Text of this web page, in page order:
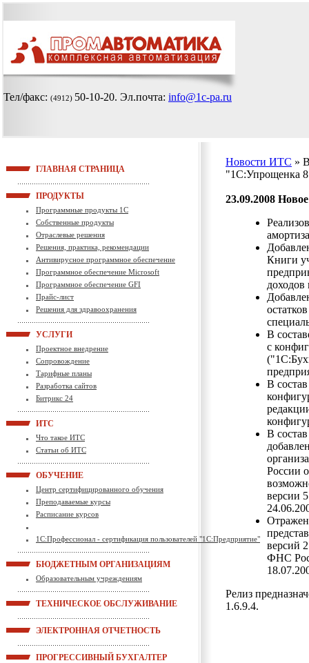
Тел/факс: (4912) 50-10-20. Эл.почта: info@1c-pa.ru
ГЛАВНАЯ СТРАНИЦА
ПРОДУКТЫ
Программные продукты 1С
Собственные продукты
Отраслевые решения
Решения, практика, рекомендации
Антивирусное программное обеспечение
Программное обеспечение Microsoft
Программное обеспечение GFI
Прайс-лист
Решения для здравоохранения
УСЛУГИ
Проектное внедрение
Сопровождение
Тарифные планы
Разработка сайтов
Битрикс 24
ИТС
Что такое ИТС
Статьи об ИТС
ОБУЧЕНИЕ
Центр сертифицированного обучения
Преподаваемые курсы
Расписание курсов
1С:Профессионал - сертификация пользователей "1С:Предприятие"
БЮДЖЕТНЫМ ОРГАНИЗАЦИЯМ
Образовательным учреждениям
ТЕХНИЧЕСКОЕ ОБСЛУЖИВАНИЕ
ЭЛЕКТРОННАЯ ОТЧЕТНОСТЬ
ПРОГРЕССИВНЫЙ БУХГАЛТЕР
Новости ИТС »
"1С:Упрощенка
23.09.2008
Книги
В
с
В
В
России
версии
версий
ФНС
Релиз
1.6.9.4.